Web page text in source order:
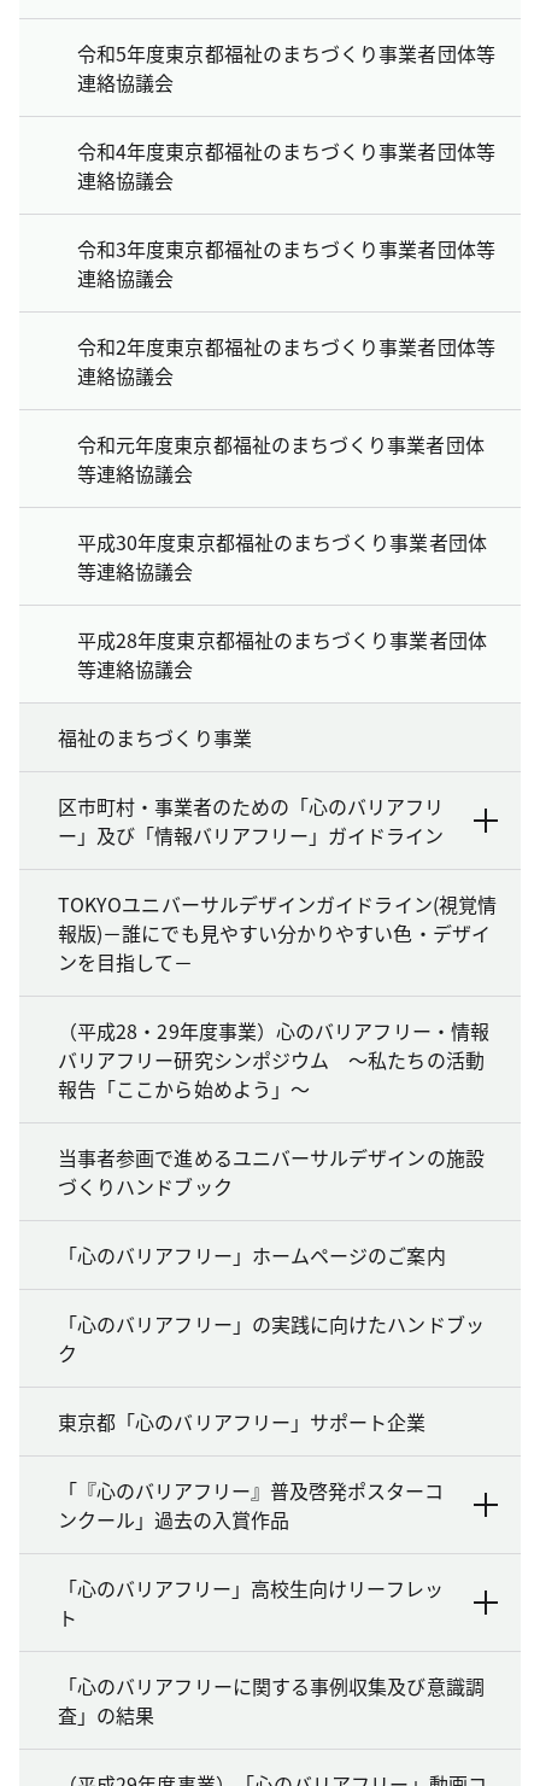
令和5年度東京都福祉のまちづくり事業者団体等
連絡協議会
令和4年度東京都福祉のまちづくり事業者団体等
連絡協議会
令和3年度東京都福祉のまちづくり事業者団体等
連絡協議会
令和2年度東京都福祉のまちづくり事業者団体等
連絡協議会
令和元年度東京都福祉のまちづくり事業者団体
等連絡協議会
平成30年度東京都福祉のまちづくり事業者団体
等連絡協議会
平成28年度東京都福祉のまちづくり事業者団体
等連絡協議会
福祉のまちづくり事業
区市町村・事業者のための「心のバリアフリ
ー」及び「情報バリアフリー」ガイドライン
TOKYOユニバーサルデザインガイドライン(視覚情
報版)－誰にでも見やすい分かりやすい色・デザイ
ンを目指して－
（平成28・29年度事業）心のバリアフリー・情報
バリアフリー研究シンポジウム ～私たちの活動
報告「ここから始めよう」～
当事者参画で進めるユニバーサルデザインの施設
づくりハンドブック
「心のバリアフリー」ホームページのご案内
「心のバリアフリー」の実践に向けたハンドブッ
ク
東京都「心のバリアフリー」サポート企業
「『心のバリアフリー』普及啓発ポスターコ
ンクール」過去の入賞作品
「心のバリアフリー」高校生向けリーフレッ
ト
「心のバリアフリーに関する事例収集及び意識調
査」の結果